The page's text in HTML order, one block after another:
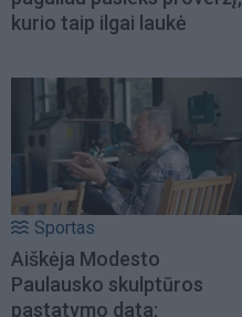
kurio taip ilgai laukė
Sportas
Aiškėja Modesto
Paulausko skulptūros
pastatymo data: